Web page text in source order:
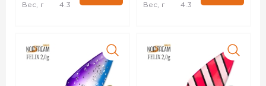
Вес, г 4.3 Вес, г 4.3